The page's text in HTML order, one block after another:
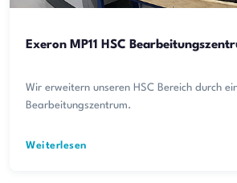
Exeron MP11 HSC
Wir erweitern unseren HSC Bereich durch ein
Bearbeitungszentrum.
Weiterlesen